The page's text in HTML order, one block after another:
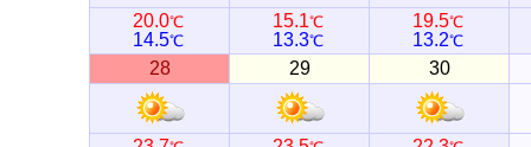
20.0℃
14.5℃
15.1℃
13.3℃
19.5℃
13.2℃
28 29 30